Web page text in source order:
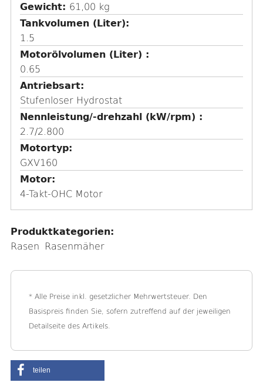
e
n
Gewicht: 61,00 kg
Tankvolumen (Liter)
1.5
Motorölvolumen (Liter)
0.65
Antriebsart
Stufenloser Hydrostat
Nennleistung/-drehzahl (kW/rpm)
2.7/2.800
Motortyp
GXV160
Motor
4-Takt-OHC Motor
Produktkategorien:
Rasen
Rasenmäher
* Alle Preise inkl. gesetzlicher Mehrwertsteuer. Den
Basispreis finden Sie, sofern zutreffend auf der jeweiligen
Detailseite des Artikels.
teilen